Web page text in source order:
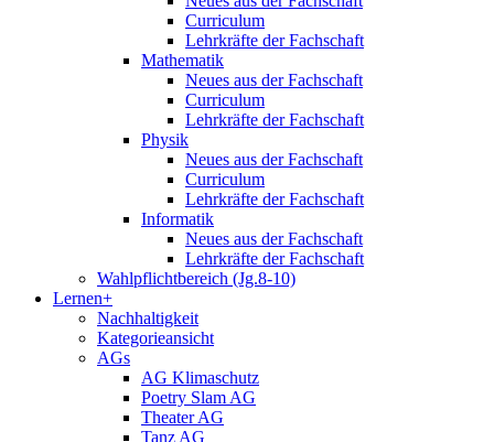
Curriculum
Lehrkräfte der Fachschaft
Mathematik
Neues aus der Fachschaft
Curriculum
Lehrkräfte der Fachschaft
Physik
Neues aus der Fachschaft
Curriculum
Lehrkräfte der Fachschaft
Informatik
Neues aus der Fachschaft
Lehrkräfte der Fachschaft
Wahlpflichtbereich (Jg.8-10)
Lernen+
Nachhaltigkeit
Kategorieansicht
AGs
AG Klimaschutz
Poetry Slam AG
Theater AG
Tanz AG